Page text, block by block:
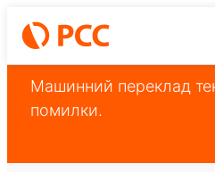
Машинний переклад
помилки.